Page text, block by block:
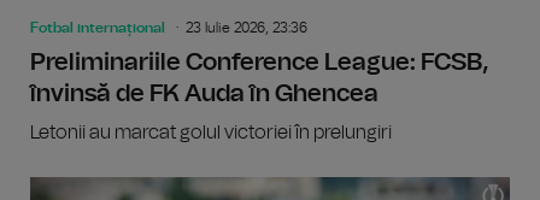
Fotbal internațional 23 Iulie 2026, 23:36
Preliminariile Conference League: FCSB,
învinsă de FK Auda în Ghencea
Letonii au marcat golul victoriei în prelungiri